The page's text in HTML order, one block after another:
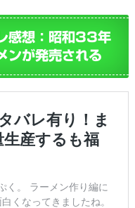
感想：昭和33年
が発売される